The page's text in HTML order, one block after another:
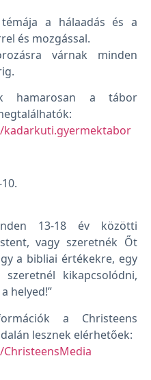
a hálaadás és a
és mozgással.
várnak minden
hamarosan a tábor
13-18 év közötti
vagy szeretnék Őt
a bibliai értékekre, egy
kikapcsolódni,
helyed!”
a Christeens
lesznek elérhetőek: